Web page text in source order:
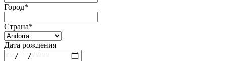
Город*
Страна*
Дата рождения